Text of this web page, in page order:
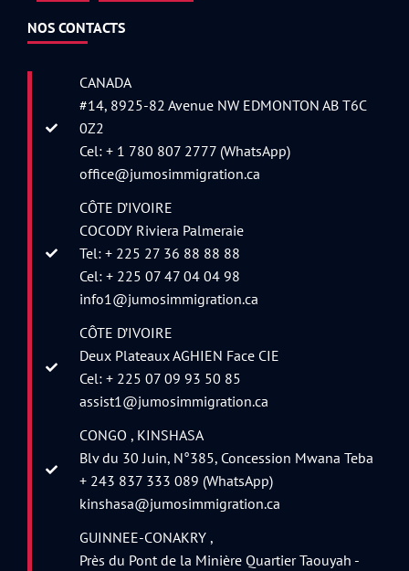
NOS CONTACTS
CANADA
#14, 8925-82 Avenue NW EDMONTON AB T6C
0Z2
Cel: + 1 780 807 2777 (WhatsApp)
office@jumosimmigration.ca
CÔTE D’IVOIRE
COCODY Riviera Palmeraie
Tel: + 225 27 36 88 88 88
Cel: + 225 07 47 04 04 98
info1@jumosimmigration.ca
CÔTE D’IVOIRE
Deux Plateaux AGHIEN Face CIE
Cel: + 225 07 09 93 50 85
assist1@jumosimmigration.ca
CONGO , KINSHASA
Blv du 30 Juin, N°385, Concession Mwana Teba
+ 243 837 333 089 (WhatsApp)
kinshasa@jumosimmigration.ca
GUINNEE-CONAKRY ,
Près du Pont de la Minière Quartier Taouyah -